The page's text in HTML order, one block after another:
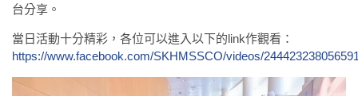
台分享。
當日活動十分精彩，各位可以進入以下的link作觀看：
https://www.facebook.com/SKHMSSCO/videos/